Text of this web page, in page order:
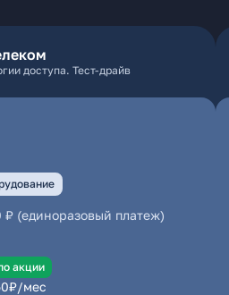
доступа. Тест-драйв
₽ (единоразовый платеж)
акции
₽/мес